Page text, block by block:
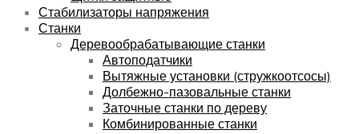
Стабилизаторы напряжения
Станки
Деревообрабатывающие станки
Автоподатчики
Вытяжные установки (стружкоотсосы)
Долбежно-пазовальные станки
Заточные станки по дереву
Комбинированные станки